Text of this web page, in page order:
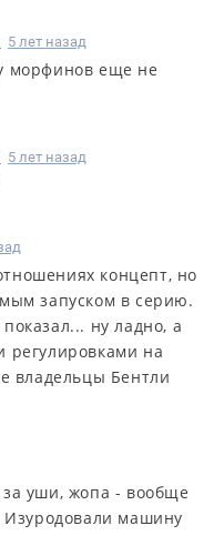
5 лет назад
морфинов еще не
5 лет назад
концепт, но
запуском в серию.
ну ладно, а
регулировками на
владельцы Бентли
уши, жопа - вообще
Изуродовали машину